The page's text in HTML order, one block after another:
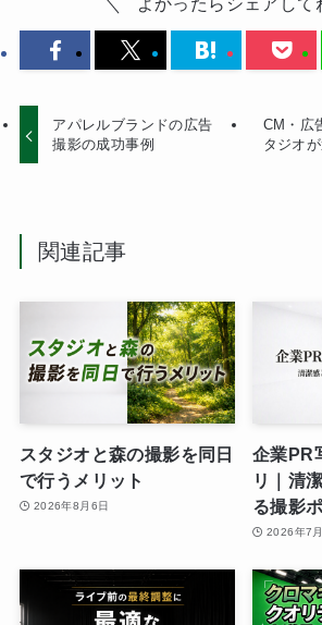
アパレルブランドの広告
撮影の成功事例
CM・広
タジオ
関連記事
スタジオと森の撮影を同日
で行うメリット
2026年8月6日
企業PR
リ｜清
る撮影
2026年7